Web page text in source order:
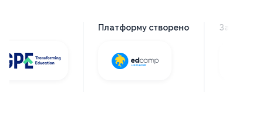
Платформу створено За підтримки